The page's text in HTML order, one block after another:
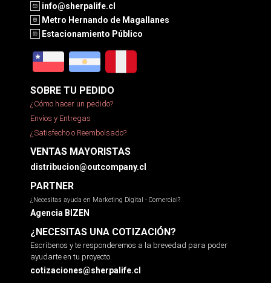
info@sherpalife.cl
Metro Hernando de Magallanes
Estacionamiento Público
SOBRE TU PEDIDO
¿Cómo hacer un pedido?
Envíos y Entregas
¿Satisfecho o Reembolsado?
VENTAS MAYORISTAS
distribucion@outcompany.cl
PARTNER
¿Necesitas ayuda en Marketing Digital - Comercial?
Agencia BIZEN
¿NECESITAS UNA COTIZACIÓN?
Escríbenos y te responderemos a la brevedad para poder
ayudarte en tu proyecto.
cotizaciones@sherpalife.cl